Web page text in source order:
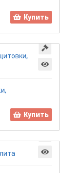
Купить
Купить